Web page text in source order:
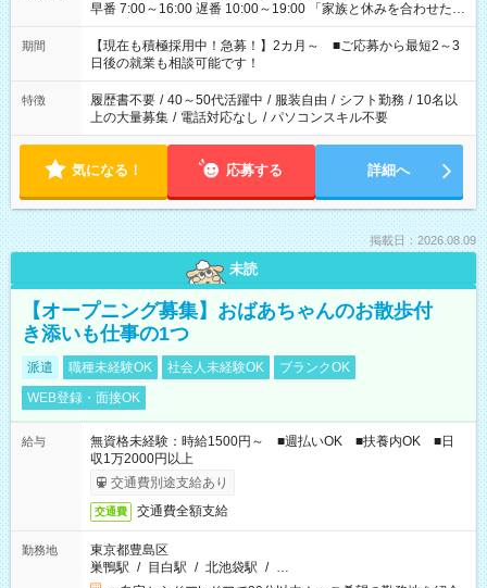
早番 7:00～16:00 遅番 10:00～19:00 「家族と休みを合わせた
い」 「余裕を持って夕飯の準備がしたい」 「できれば残業はし
たくない」 など、ご希望を教えてくださいね。 ※Wワーク希望
の方へ 今ご覧のお仕事で希望する勤務時間と、もう1つのお仕事
の勤務時間。 合計で週40時間を超える場合は応募できません。
期間
【現在も積極採用中！急募！】2カ月～ ■ご応募から最短2～3
日後の就業も相談可能です！
特徴 履歴書不要 / 40～50代活躍中 / 服装自由 / シフト勤務 / 10名以
上の大量募集 / 電話対応なし / パソコンスキル不要
気になる！ 応募する 詳細へ
掲載日：2026.08.09
未読
【オープニング募集】おばあちゃんのお散歩付
き添いも仕事の1つ
派遣 職種未経験OK 社会人未経験OK
ブランクOK
WEB登録・面接OK
給与
無資格未経験：時給1500円～ ■週払いOK ■扶養内OK ■日
収1万2000円以上
交通費別途支給あり
交通費 交通費全額支給
勤務地
東京都豊島区
巣鴨駅 / 目白駅 / 北池袋駅 / …